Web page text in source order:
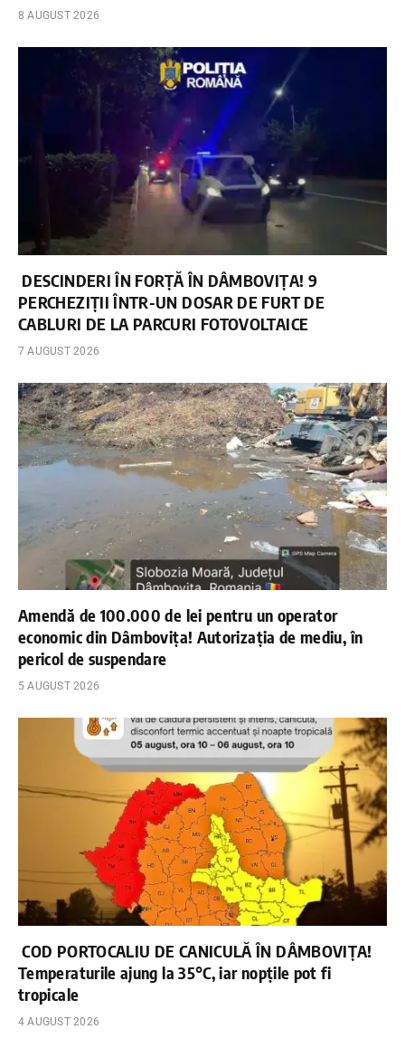
8 AUGUST 2026
DESCINDERI ÎN FORȚĂ ÎN DÂMBOVIȚA! 9
PERCHEZIȚII ÎNTR-UN DOSAR DE FURT DE
CABLURI DE LA PARCURI FOTOVOLTAICE
7 AUGUST 2026
Amendă de 100.000 de lei pentru un operator
economic din Dâmbovița! Autorizația de mediu, în
pericol de suspendare
5 AUGUST 2026
COD PORTOCALIU DE CANICULĂ ÎN DÂMBOVIȚA!
Temperaturile ajung la 35°C, iar nopțile pot fi
tropicale
4 AUGUST 2026